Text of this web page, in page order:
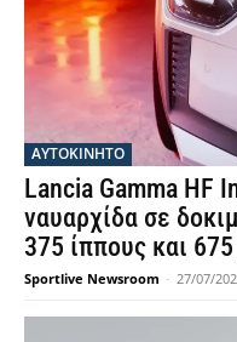
ΑΥΤΟΚΙΝΗΤΟ
Lancia Gamma HF
ναυαρχίδα σε
375 ίππους και
Sportlive Newsroom - 27/07/